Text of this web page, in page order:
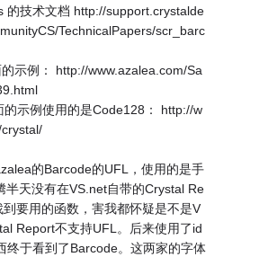
的技术文档 http://support.crystalde
TechnicalPapers/scr_barc
示例： http://www.azalea.com/Sa
的示例使用的是Code128： http://w
的Barcode的UFL，使用的是手
半天没有在VS.net自带的Crystal Re
要用的函数，害我都怀疑是不是V
Report不支持UFL。后来使用了id
终于看到了Barcode。这两家的字体